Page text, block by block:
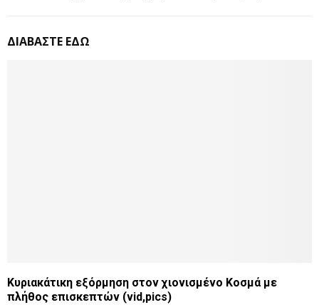
ΔΙΑΒΑΣΤΕ ΕΔΩ
Κυριακάτικη εξόρμηση στον χιονισμένο Κοσμά με
πλήθος επισκεπτών (vid,pics)